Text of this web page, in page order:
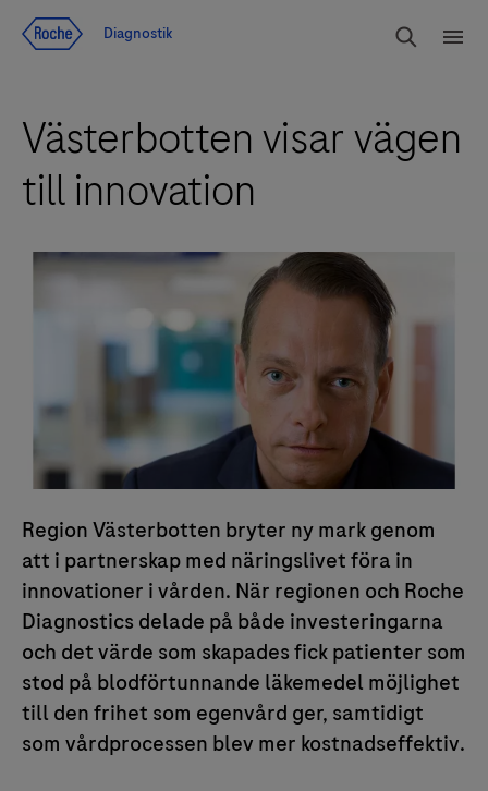
Diagnostik
Västerbotten visar vägen
till innovation
Region Västerbotten bryter ny mark genom
att i partnerskap med näringslivet föra in
innovationer i vården. När regionen och Roche
Diagnostics delade på både investeringarna
och det värde som skapades fick patienter som
stod på blodförtunnande läkemedel möjlighet
till den frihet som egenvård ger, samtidigt
som vårdprocessen blev mer kostnadseffektiv.